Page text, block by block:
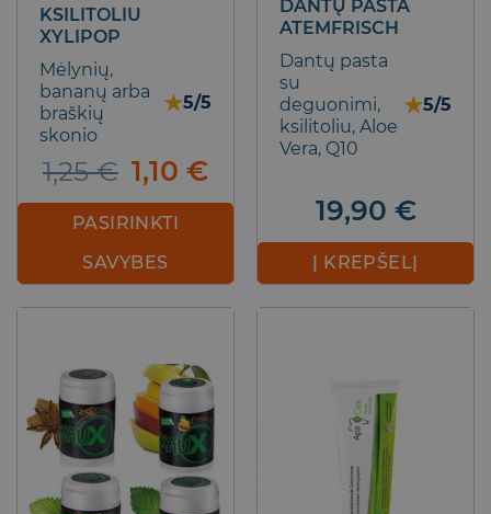
KSILITOLIU
XYLIPOP
Mėlynių,
bananų arba
braškių
skonio
★5/5
1,25€ Original
price
was:
1,25 €.
1,10 €Current
price
1,10 €.
PASIRINKTI
SAVYBES
multiple
variants.
The
options
may
chosen
DANTŲ PASTA
ATEMFRISCH
Dantų pasta
su
deguonimi,
ksilitoliu, Aloe
Vera, Q10
★5/5
19,90 €
Į KREPŠELĮ